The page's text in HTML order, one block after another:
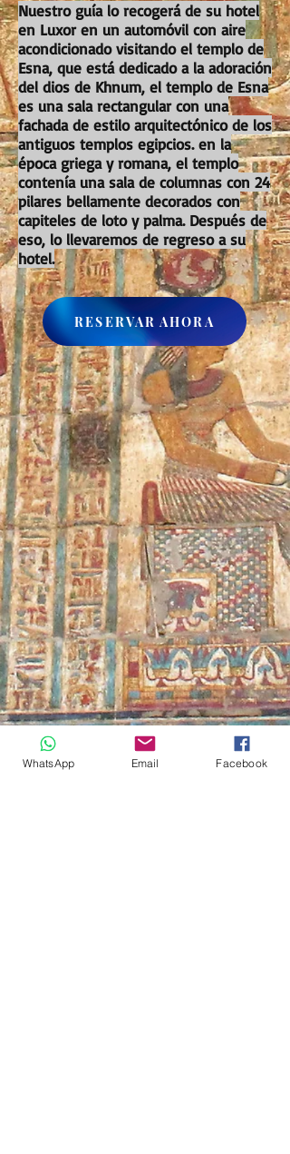
Nuestro guía lo recogerá de su hotel
en Luxor en un automóvil con aire
acondicionado visitando el templo de
Esna, que está dedicado a la adoración
del dios de Khnum, el templo de Esna
es una sala rectangular con una
fachada de estilo arquitectónico de los
antiguos templos egipcios. en la
época griega y romana, el templo
contenía una sala de columnas con 24
pilares bellamente decorados con
capiteles de loto y palma. Después de
eso, lo llevaremos de regreso a su
hotel.
RESERVAR AHORA
WhatsApp Email Facebook